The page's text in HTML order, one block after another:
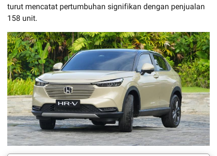
turut mencatat pertumbuhan signifikan dengan penjualan
158 unit.